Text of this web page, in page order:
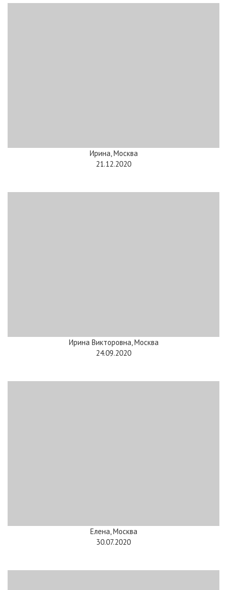
Ирина, Москва
21.12.2020
Ирина Викторовна, Москва
24.09.2020
Елена, Москва
30.07.2020